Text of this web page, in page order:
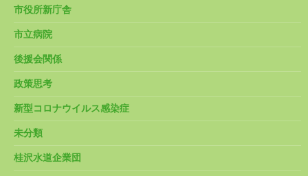
市役所新庁舎
市立病院
後援会関係
政策思考
新型コロナウイルス感染症
未分類
桂沢水道企業団